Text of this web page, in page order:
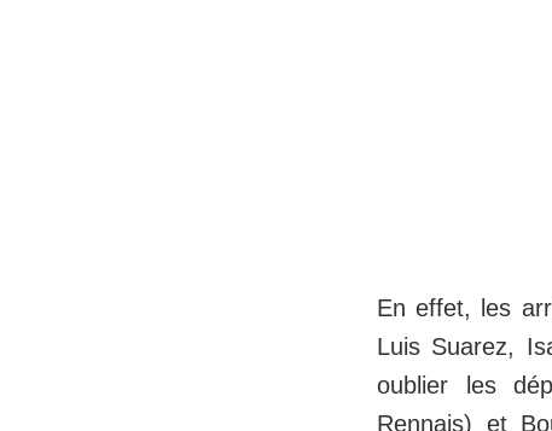
En effet, les
Luis Suarez,
oublier les
Rennais) et